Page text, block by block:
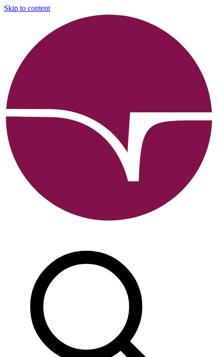
Skip to content